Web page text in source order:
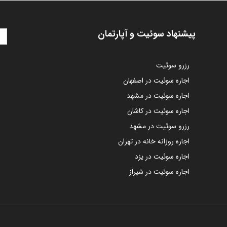
پیشنهاد سوئیت و آپارتمان
رزرو سوئیت
اجاره سوئیت در اصفهان
اجاره سوئیت در مشهد
اجاره سوئیت در کاشان
رزرو سوئیت در مشهد
اجاره روزانه خانه در تهران
اجاره سوئیت در یزد
اجاره سوئیت در شیراز